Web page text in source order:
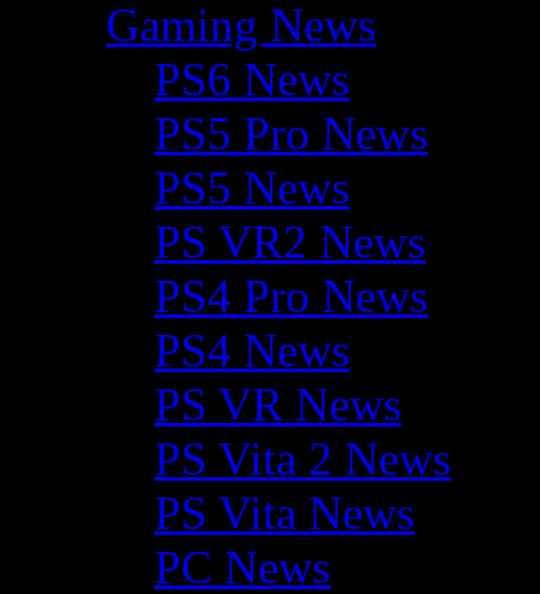
Gaming News
PS6 News
PS5 Pro News
PS5 News
PS VR2 News
PS4 Pro News
PS4 News
PS VR News
PS Vita 2 News
PS Vita News
PC News